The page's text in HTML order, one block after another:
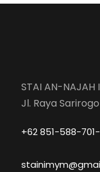
STAI AN-NAJAH
Jl. Raya Sarirogo
+62 851-588-